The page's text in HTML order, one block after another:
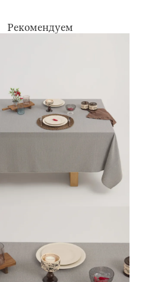
Рекомендуем